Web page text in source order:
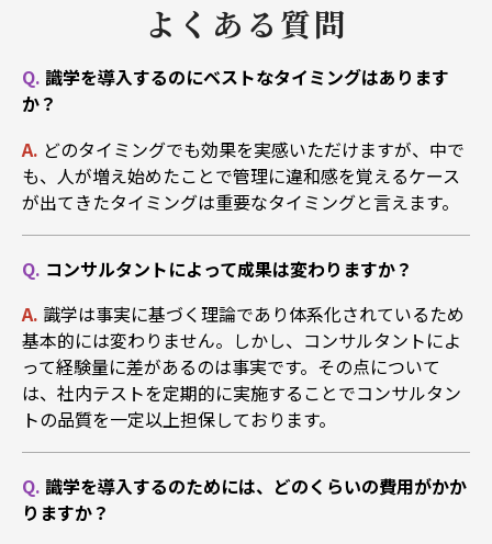
よくある質問
Q. 識学を導入するのにベストなタイミングはあります
か？
A. どのタイミングでも効果を実感いただけますが、中で
も、人が増え始めたことで管理に違和感を覚えるケース
が出てきたタイミングは重要なタイミングと言えます。
Q. コンサルタントによって成果は変わりますか？
A. 識学は事実に基づく理論であり体系化されているため
基本的には変わりません。しかし、コンサルタントによ
って経験量に差があるのは事実です。その点について
は、社内テストを定期的に実施することでコンサルタン
トの品質を一定以上担保しております。
Q. 識学を導入するのためには、どのくらいの費用がかか
りますか？